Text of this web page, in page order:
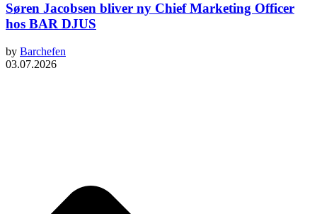
Søren Jacobsen bliver ny Chief Marketing Officer
hos BAR DJUS
by Barchefen
03.07.2026